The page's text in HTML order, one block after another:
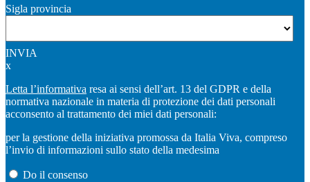
Sigla provincia
INVIA
x
Letta l’informativa resa ai sensi dell’art. 13 del GDPR e della
normativa nazionale in materia di protezione dei dati personali
acconsento al trattamento dei miei dati personali:
per la gestione della iniziativa promossa da Italia Viva, compreso
l’invio di informazioni sullo stato della medesima
Do il consenso